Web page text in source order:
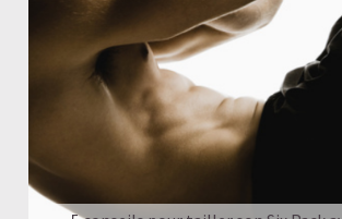
*Bonté Pure
100%
Seulement les
ingrédients sont de
Nacional d'Équateur.
souvent cultivent